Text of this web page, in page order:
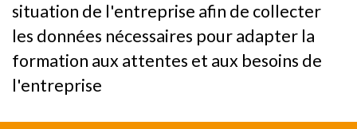
situation de l'entreprise afin de collecter
les données nécessaires pour adapter la
formation aux attentes et aux besoins de
l'entreprise